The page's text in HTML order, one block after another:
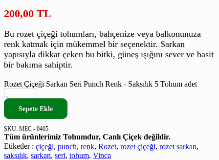
200,00 TL
Bu rozet çiçeği tohumları, bahçenize veya balkonunuza
renk katmak için mükemmel bir seçenektir. Sarkan
yapısıyla dikkat çeken bu bitki, güneş ışığını sever ve basit
bir bakıma sahiptir.
Rozet Çiçeği Sarkan Seri Punch Renk - Saksılık 5 Tohum adet
Sepete Ekle
SKU: MEC - 0405
Tüm ürünlerimiz Tohumdur, Canlı Çiçek değildir.
Etiketler : çiçeği, punch, renk, Rozet, rozet çiçeği, rozet sarkan,
saksılık, sarkan, seri, tohum, Vinca